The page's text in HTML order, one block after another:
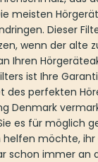
meisten
Dieser
wenn der alte
Ihren
ist Ihre
des perfekten
Denmark
es für möglich
helfen möchte,
schon immer